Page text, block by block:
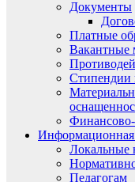
Документы
Платные
Вакантные
Стипендии
Финансово-
Информационная
Локальные
Педагогам